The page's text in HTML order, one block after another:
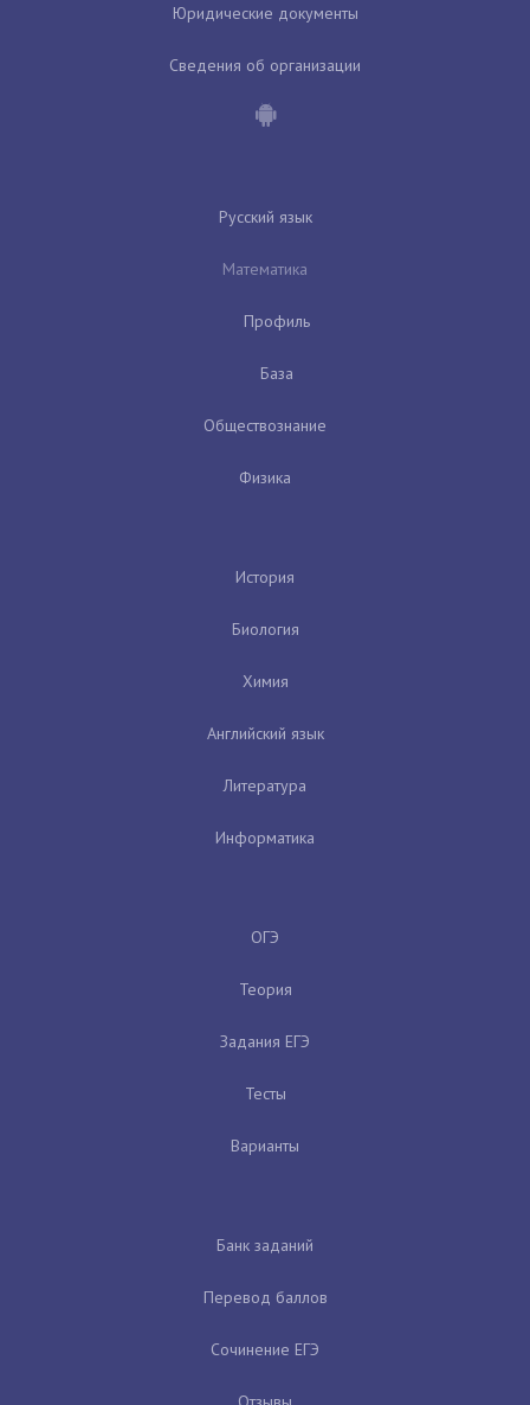
Юридические документы
Сведения об организации
Русский язык
Математика
Профиль
База
Обществознание
Физика
История
Биология
Химия
Английский язык
Литература
Информатика
ОГЭ
Теория
Задания ЕГЭ
Тесты
Варианты
Банк заданий
Перевод баллов
Сочинение ЕГЭ